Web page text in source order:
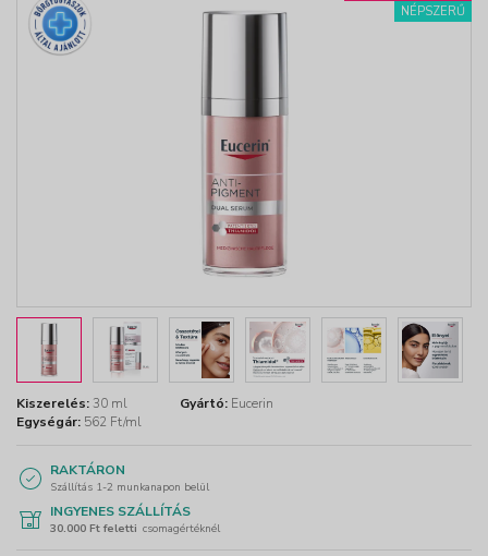
NÉPSZERŰ
Kiszerelés:30 ml Gyártó: Eucerin
Egységár: 562 Ft/ml
RAKTÁRON
Szállítás 1-2 munkanapon belül
INGYENES SZÁLLÍTÁS
30.000 Ft feletti csomagértéknél